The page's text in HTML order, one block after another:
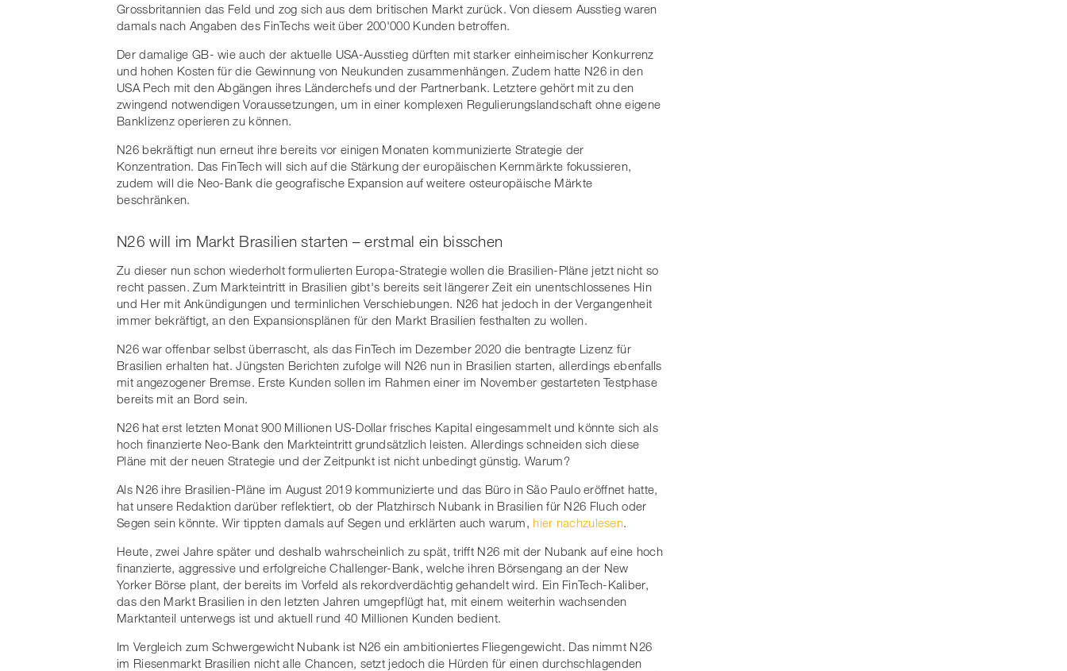
Grossbritannien das Feld und zog sich aus dem britischen Markt zurück. Von diesem Ausstieg waren
damals nach Angaben des FinTechs weit über 200'000 Kunden betroffen.
Der damalige GB- wie auch der aktuelle USA-Ausstieg dürften mit starker einheimischer Konkurrenz
und hohen Kosten für die Gewinnung von Neukunden zusammenhängen. Zudem hatte N26 in den
USA Pech mit den Abgängen ihres Länderchefs und der Partnerbank. Letztere gehört mit zu den
zwingend notwendigen Voraussetzungen, um in einer komplexen Regulierungslandschaft ohne eigene
Banklizenz operieren zu können.
N26 bekräftigt nun erneut ihre bereits vor einigen Monaten kommunizierte Strategie der
Konzentration. Das FinTech will sich auf die Stärkung der europäischen Kernmärkte fokussieren,
zudem will die Neo-Bank die geografische Expansion auf weitere osteuropäische Märkte
beschränken.
N26 will im Markt Brasilien starten – erstmal ein bisschen
Zu dieser nun schon wiederholt formulierten Europa-Strategie wollen die Brasilien-Pläne jetzt nicht so
recht passen. Zum Markteintritt in Brasilien gibt's bereits seit längerer Zeit ein unentschlossenes Hin
und Her mit Ankündigungen und terminlichen Verschiebungen. N26 hat jedoch in der Vergangenheit
immer bekräftigt, an den Expansionsplänen für den Markt Brasilien festhalten zu wollen.
N26 war offenbar selbst überrascht, als das FinTech im Dezember 2020 die bentragte Lizenz für
Brasilien erhalten hat. Jüngsten Berichten zufolge will N26 nun in Brasilien starten, allerdings ebenfalls
mit angezogener Bremse. Erste Kunden sollen im Rahmen einer im November gestarteten Testphase
bereits mit an Bord sein.
N26 hat erst letzten Monat 900 Millionen US-Dollar frisches Kapital eingesammelt und könnte sich als
hoch finanzierte Neo-Bank den Markteintritt grundsätzlich leisten. Allerdings schneiden sich diese
Pläne mit der neuen Strategie und der Zeitpunkt ist nicht unbedingt günstig. Warum?
Als N26 ihre Brasilien-Pläne im August 2019 kommunizierte und das Büro in São Paulo eröffnet hatte,
hat unsere Redaktion darüber reflektiert, ob der Platzhirsch Nubank in Brasilien für N26 Fluch oder
Segen sein könnte. Wir tippten damals auf Segen und erklärten auch warum,hier nachzulesen.
Heute, zwei Jahre später und deshalb wahrscheinlich zu spät, trifft N26 mit der Nubank auf eine hoch
finanzierte, aggressive und erfolgreiche Challenger-Bank, welche ihren Börsengang an der New
Yorker Börse plant, der bereits im Vorfeld als rekordverdächtig gehandelt wird. Ein FinTech-Kaliber,
das den Markt Brasilien in den letzten Jahren umgepflügt hat, mit einem weiterhin wachsenden
Marktanteil unterwegs ist und aktuell rund 40 Millionen Kunden bedient.
Im Vergleich zum Schwergewicht Nubank ist N26 ein ambitioniertes Fliegengewicht. Das nimmt N26
im Riesenmarkt Brasilien nicht alle Chancen, setzt jedoch die Hürden für einen durchschlagenden